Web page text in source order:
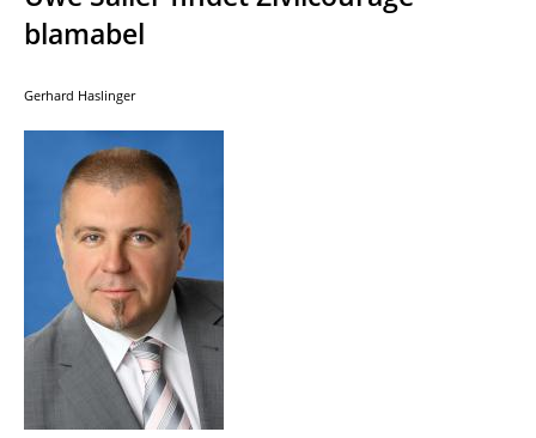
blamabel
Gerhard Haslinger